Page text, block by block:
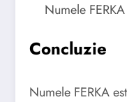
Numele
Concluzie
Numele FERKA